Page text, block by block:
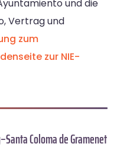
und die
Vertrag und
zum
zur NIE-
Coloma de Gramenet